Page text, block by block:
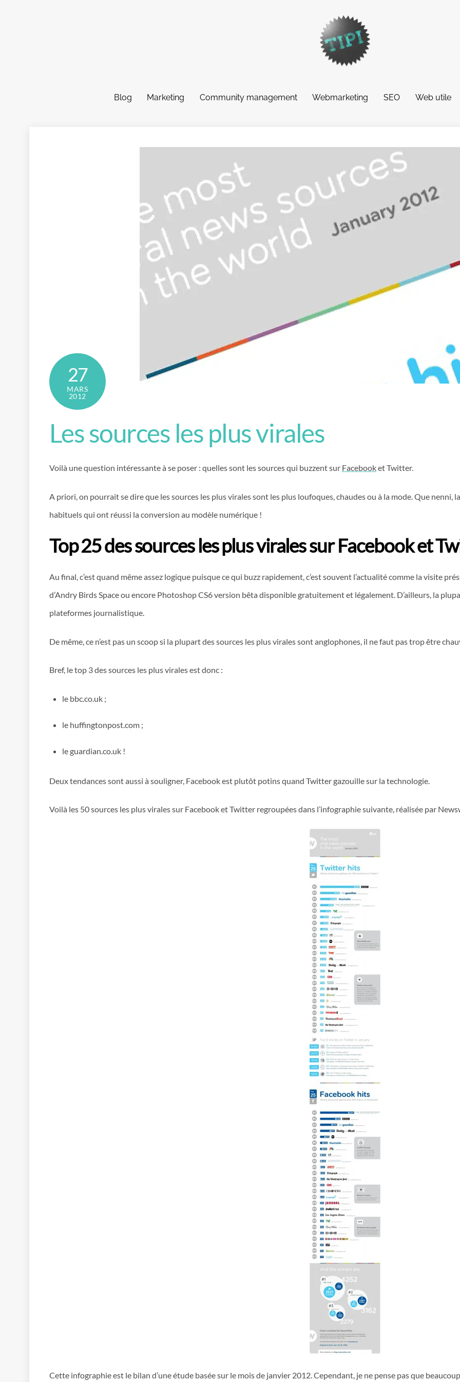
Blog Marketing Community management Webmarketing SEO Web utile
27
MARS
2012
Les sources les plus virales
Voilà une question intéressante à se poser : quelles sont les sources qui buzzent sur Facebooket Twitter.
A priori, on pourrait se dire que les sources les plus virales sont les plus loufoques, chaudes ou à la mode. Que nenni,
habituels qui ont réussi la conversion au modèle numérique !
Top 25 des sources les plus virales sur Facebook et
Au final, c’est quand même assez logique puisque ce qui buzz rapidement, c’est souvent l’actualité comme la visite
d’Andry Birds Space ou encore Photoshop CS6 version bêta disponible gratuitement et légalement. D’ailleurs, la
plateformes journalistique.
De même, ce n’est pas un scoop si la plupart des sources les plus virales sont anglophones, il ne faut pas trop être
Bref, le top 3 des sources les plus virales est donc :
le bbc.co.uk ;
le huffingtonpost.com ;
le guardian.co.uk !
Deux tendances sont aussi à souligner, Facebook est plutôt potins quand Twitter gazouille sur la technologie.
Voilà les 50 sources les plus virales sur Facebook et Twitter regroupées dans l’infographie suivante, réalisée par
Cette infographie est le bilan d’une étude basée sur le mois de janvier 2012. Cependant, je ne pense pas que